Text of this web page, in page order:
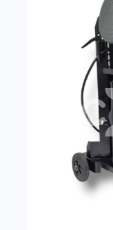
+7(351)
заказать звонок